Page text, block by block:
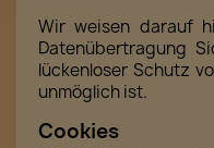
Wir weisen darauf
Datenübertragung
lückenloser Schutz
unmöglich ist.
Cookies